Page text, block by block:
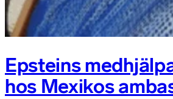
Epsteins
hos Mexikos